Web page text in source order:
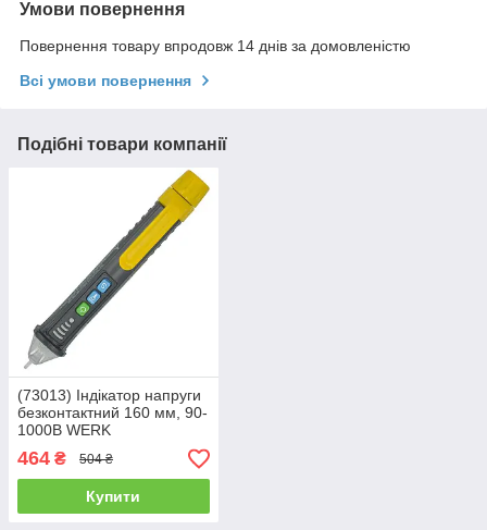
Умови повернення
Повернення товару впродовж 14 днів за домовленістю
Всі умови повернення
Подібні товари компанії
(73013) Індікатор напруги
безконтактний 160 мм, 90-
1000B WERK
464 ₴ 504 ₴
Купити